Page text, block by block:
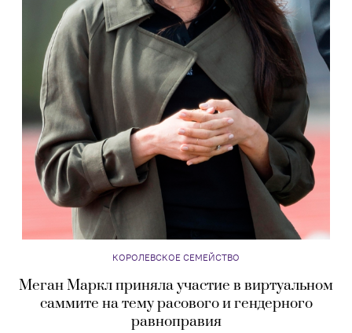
КОРОЛЕВСКОЕ СЕМЕЙСТВО
Меган Маркл приняла участие в виртуальном
саммите на тему расового и гендерного
равноправия